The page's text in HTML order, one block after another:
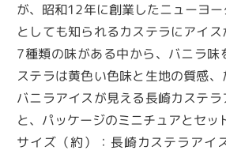
が、昭和12年に創業したニューヨ
としても知られるカステラにアイス
7種類の味がある中から、バニラ味
ステラは黄色い色味と生地の質感
バニラアイスが見える長崎カステ
と、パッケージのミニチュアとセッ
サイズ（約）：長崎カステラア